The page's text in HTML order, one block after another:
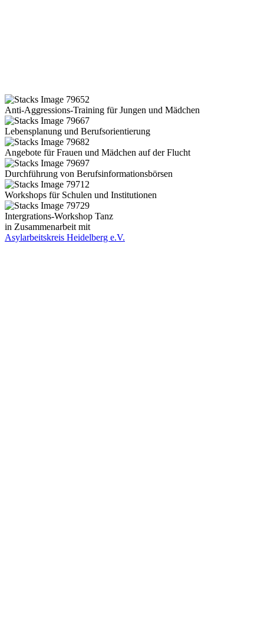
Anti-Aggressions-Training für Jungen und Mädchen
Lebensplanung und Berufsorientierung
Angebote für Frauen und Mädchen auf der Flucht
Durchführung von Berufsinformationsbörsen
Workshops für Schulen und Institutionen
Intergrations-Workshop Tanz
in Zusammenarbeit mit
Asylarbeitskreis Heidelberg e.V.